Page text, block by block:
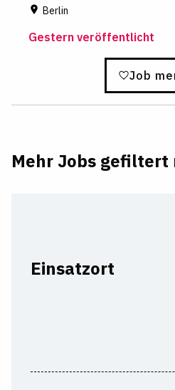
Berlin
Gestern veröffentlicht
Job
Mehr Jobs gefiltert
Einsatzort